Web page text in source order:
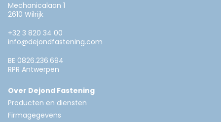
Mechanicalaan 1
2610 Wilrijk
+32 3 820 34 00
info@dejondfastening.com
BE 0826.236.694
RPR Antwerpen
Over Dejond Fastening
Producten en diensten
Firmagegevens